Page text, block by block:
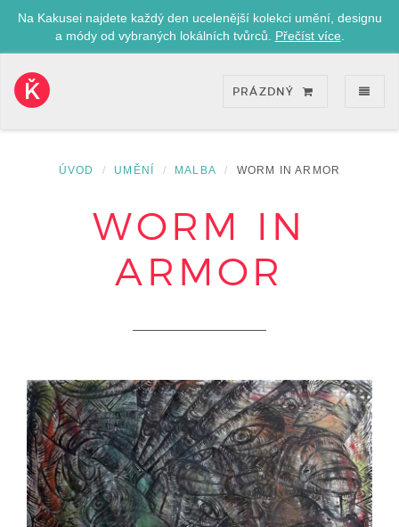
Na Kakusei najdete každý den ucelenější kolekci umění, designu
a módy od vybraných lokálních tvůrců. Přečíst více
přejít
úvodní
PRÁZDNÝ
ÚVOD UMĚNÍ MALBA WORM IN ARMOR
WORM IN
ARMOR